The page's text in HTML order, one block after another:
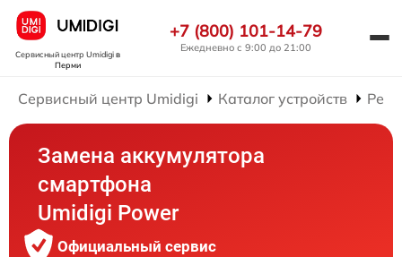
Сервисный центр Umidigiв
Перми
+7 (800) 101-14-79
Ежедневно с 9:00 до 21:00
Сервисный центр Umidigi Каталог устройств
Замена аккумулятора
смартфона
Umidigi Power
Официальный сервис